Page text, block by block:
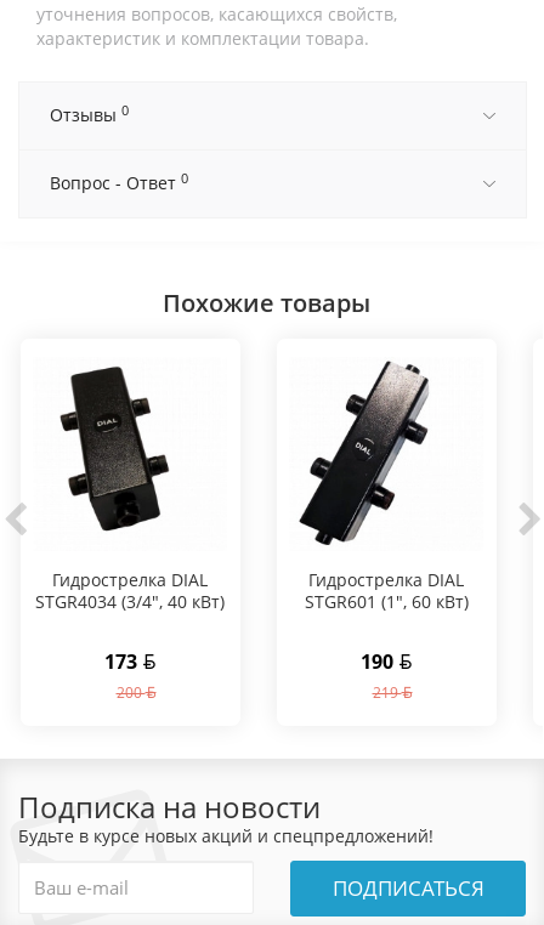
уточнения вопросов, касающихся свойств,
характеристик и комплектации товара.
Отзывы 0
Вопрос - Ответ 0
Похожие товары
Гидрострелка DIAL
STGR4034 (3/4", 40 кВт)
173
200
Гидрострелка DIAL
STGR601 (1", 60 кВт)
190
219
Подписка на новости
Будьте в курсе новых акций и спецпредложений!
ПОДПИСАТЬСЯ